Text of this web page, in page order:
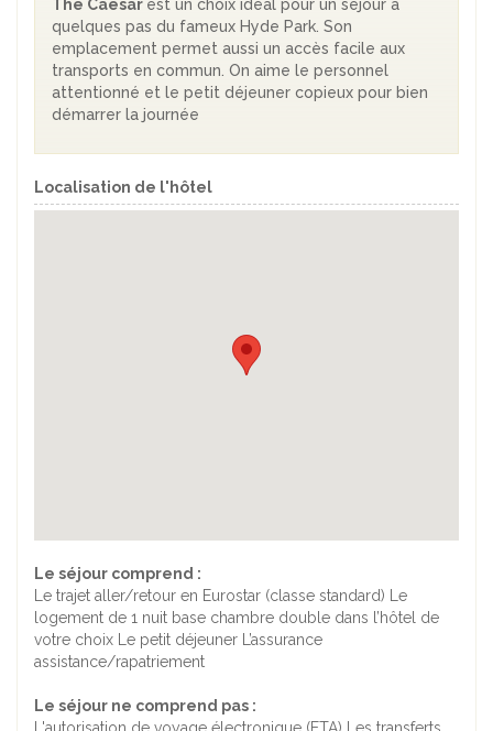
The Caesar est un choix idéal pour un séjour à
quelques pas du fameux Hyde Park. Son
emplacement permet aussi un accès facile aux
transports en commun. On aime le personnel
attentionné et le petit déjeuner copieux pour bien
démarrer la journée
Localisation de l'hôtel
Le séjour comprend :
Le trajet aller/retour en Eurostar (classe standard) Le
logement de 1 nuit base chambre double dans l’hôtel de
votre choix Le petit déjeuner L’assurance
assistance/rapatriement
Le séjour ne comprend pas :